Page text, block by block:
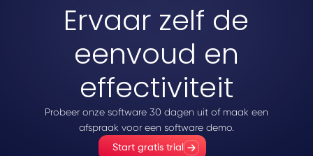
Ervaar zelf de
eenvoud en
effectiviteit
Probeer onze software 30 dagen uit of maak een
afspraak voor een software demo.
Start gratis trial